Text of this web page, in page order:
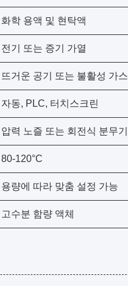
화학 용액 및 현탁액
전기 또는 증기 가열
뜨거운 공기 또는 불활성 가스
자동, PLC, 터치스크린
압력 노즐 또는 회전식 분무기
80-120°C
용량에 따라 맞춤 설정 가능
고수분 함량 액체